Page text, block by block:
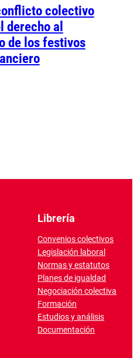
colectivo
derecho al
de los festivos
Librería
Convenios colectivos
Legislación laboral
Normas y estatutos
Planes de igualdad
Negociación colectiva
Formación
Estudios y análisis
Documentación